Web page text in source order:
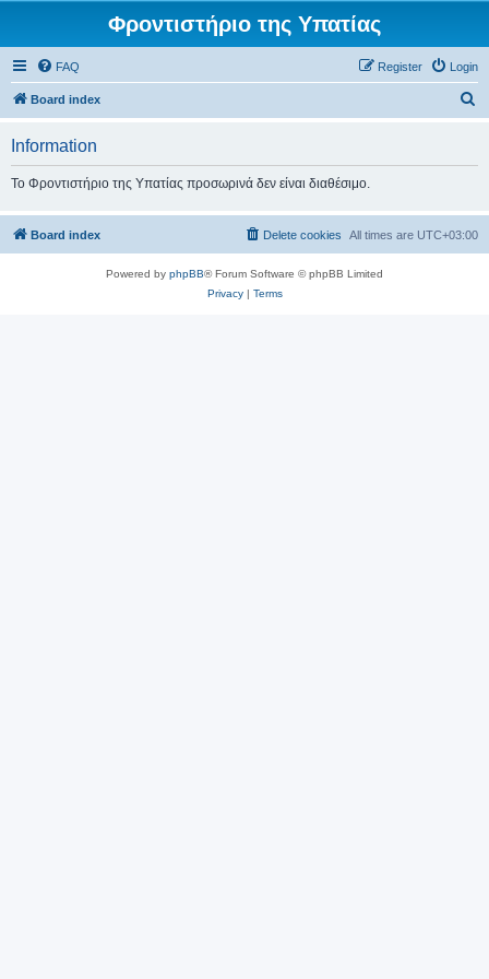
Φροντιστήριο της Υπατίας
FAQ Login
Register
Board index
h
Information
Το Φροντιστήριο της Υπατίας προσωρινά δεν είναι διαθέσιμο.
Board index All times are UTC+03:00
Delete cookies
Powered by phpBB® Forum Software © phpBB Limited
Privacy| Terms